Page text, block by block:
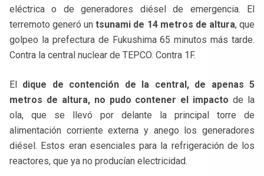
eléctrica o de generadores diésel de emergencia. El
terremoto generó un tsunami de 14 metros de altura, que
golpeo la prefectura de Fukushima 65 minutos más tarde.
Contra la central nuclear de TEPCO. Contra 1F.
El dique de contención de la central, de apenas 5
metros de altura, no pudo contener el impacto de la
ola, que se llevó por delante la principal torre de
alimentación corriente externa y anego los generadores
diésel. Estos eran esenciales para la refrigeración de los
reactores, que ya no producían electricidad.